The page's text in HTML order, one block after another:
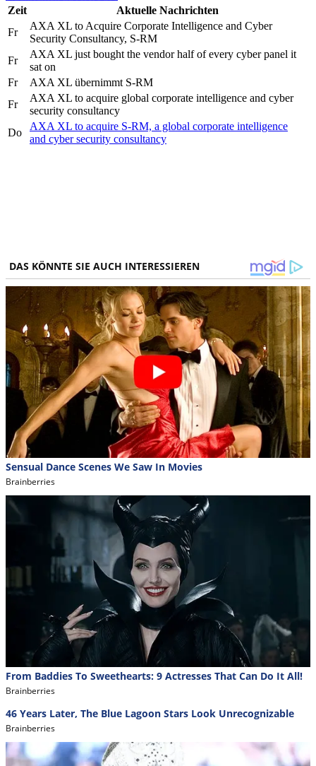
Zeit
Aktuelle Nachrichten
Fr
AXA XL to Acquire Corporate Intelligence and Cyber
Security Consultancy, S-RM
Fr
AXA XL just bought the vendor half of every cyber panel it
sat on
Fr
AXA XL übernimmt S-RM
Fr
AXA XL to acquire global corporate intelligence and cyber
security consultancy
Do
AXA XL to acquire S-RM, a global corporate intelligence
and cyber security consultancy